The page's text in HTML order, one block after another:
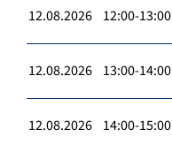
12.08.2026 12:00-13:00
12.08.2026 13:00-14:00
12.08.2026 14:00-15:00